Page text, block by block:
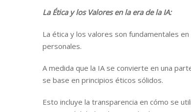
La Ética y los Valores en la era de la IA:
La ética y los valores son fundamentales
personales.
A medida que la IA se convierte en una
se base en principios éticos sólidos.
Esto incluye la transparencia en cómo se